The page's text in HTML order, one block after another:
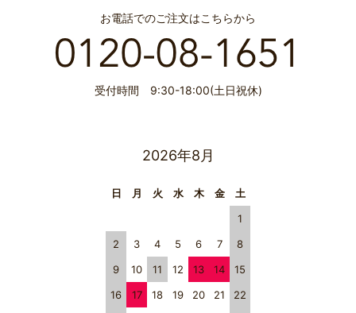
お電話でのご注文はこちらから
受付時間 9:30-18:00(土日祝休)
2026年8月
日 月 火 水 木 金
土
1
2
3 4 5 6 7
8
9
10 11 12 13 14
15
16
17 18 19 20 21
22